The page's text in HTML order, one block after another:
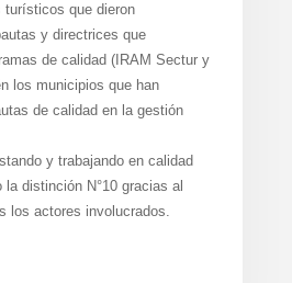
turísticos que dieron
y directrices que
de calidad (IRAM Sectur y
los municipios que han
de calidad en la gestión
y trabajando en calidad
distinción N°10 gracias al
los actores involucrados.